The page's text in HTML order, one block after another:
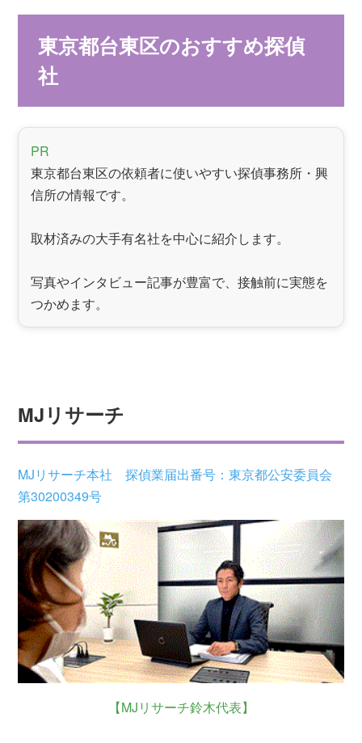
東京都台東区のおすすめ探偵
社
PR
東京都台東区の依頼者に使いやすい探偵事務所・興
信所の情報です。
取材済みの大手有名社を中心に紹介します。
写真やインタビュー記事が豊富で、接触前に実態を
つかめます。
MJリサーチ
MJリサーチ本社 探偵業届出番号：東京都公安委員会
第30200349号
【MJリサーチ鈴木代表】